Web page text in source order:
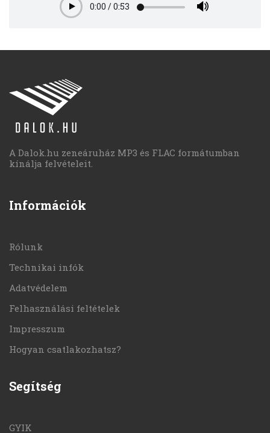
Play0:00 /0:53
A Dalok.hu zeneáruház MP3 és FLAC formátumban
kínálja felvételeit.
Információk
Rólunk
Technikai infók
Adatvédelem
Felhasználási feltételek
Impresszum
Hogyan csatlakozhatsz?
Segítség
GYIK